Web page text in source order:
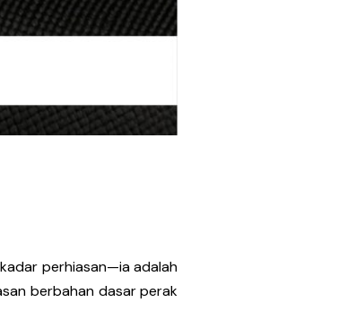
perhiasan—ia adalah
berbahan dasar perak